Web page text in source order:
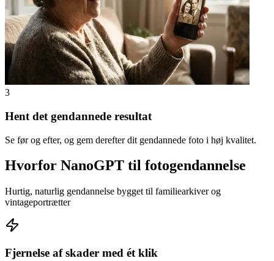
3
Hent det gendannede resultat
Se før og efter, og gem derefter dit gendannede foto i høj kvalitet.
Hvorfor NanoGPT til fotogendannelse
Hurtig, naturlig gendannelse bygget til familiearkiver og
vintageportrætter
Fjernelse af skader med ét klik